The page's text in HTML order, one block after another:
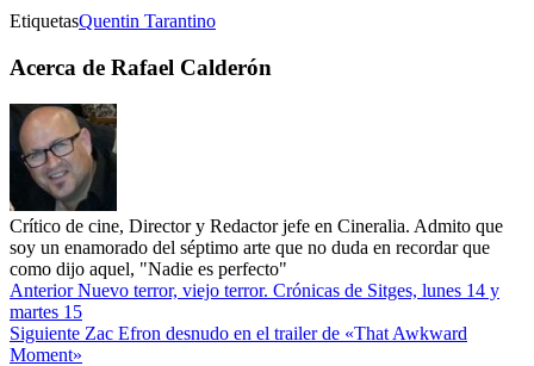
EtiquetasQuentin Tarantino
Acerca de Rafael Calderón
Crítico de cine, Director y Redactor jefe en Cineralia. Admito que
soy un enamorado del séptimo arte que no duda en recordar que
como dijo aquel, "Nadie es perfecto"
AnteriorNuevo terror, viejo terror. Crónicas de Sitges, lunes 14 y
martes 15
Siguiente Zac Efron desnudo en el trailer de «That Awkward
Moment»